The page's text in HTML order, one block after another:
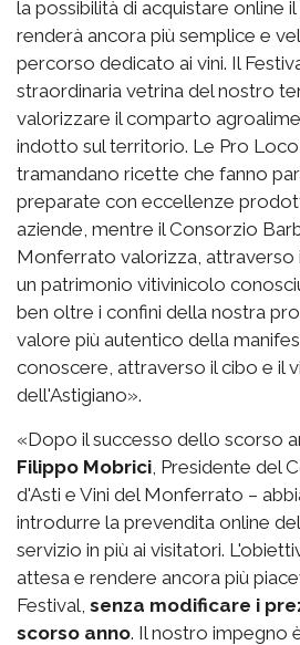
la possibilità di acquistare online
renderà ancora più semplice e
percorso dedicato ai vini. Il
straordinaria vetrina del nostro
valorizzare il comparto
indotto sul territorio. Le Pro
tramandano ricette che fanno
preparate con eccellenze
aziende, mentre il Consorzio
Monferrato valorizza, attraverso i
un patrimonio vitivinicolo
ben oltre i confini della nostra
valore più autentico della
conoscere, attraverso il cibo e il
dell'Astigiano».
«Dopo il successo dello scorso
Filippo Mobrici , Presidente del
d'Asti e Vini del Monferrato –
introdurre la prevendita online
servizio in più ai visitatori.
attesa e rendere ancora più
Festival, senza modificare i
scorso anno. Il nostro impegno